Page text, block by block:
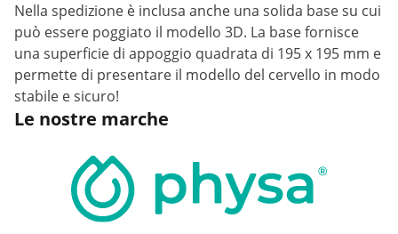
Nella spedizione è inclusa anche una solida base su cui
può essere poggiato il modello 3D. La base fornisce
una superficie di appoggio quadrata di 195 x 195 mm e
permette di presentare il modello del cervello in modo
stabile e sicuro!
Le nostre marche